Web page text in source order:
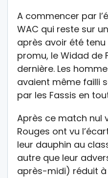
A commencer par
WAC qui reste sur
après avoir été
promu, le Widad de
dernière. Les
avaient même failli
par les Fassis en
Après ce match nul
Rouges ont vu
leur dauphin au
autre que leur
après-midi) réduit à